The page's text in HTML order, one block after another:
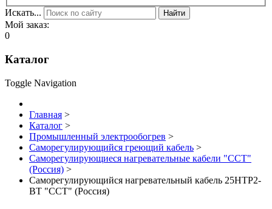
Искать...
Найти
Мой заказ:
0
Каталог
Toggle Navigation
Главная >
Каталог >
Промышленный электрообогрев >
Саморегулирующийся греющий кабель >
Саморегулирующиеся нагревательные кабели "ССТ"
(Россия) >
Саморегулирующийся нагревательный кабель 25HTP2-
BT "ССТ" (Россия)